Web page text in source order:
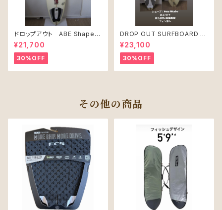
ドロップアウト ABE Shape
PRO JUNIR MODEL モデル
¥21,700
30%OFF
DROP OUT SURFBOARD シ
ェープ：Pete Mcabe USED
¥23,100
30%OFF
その他の商品